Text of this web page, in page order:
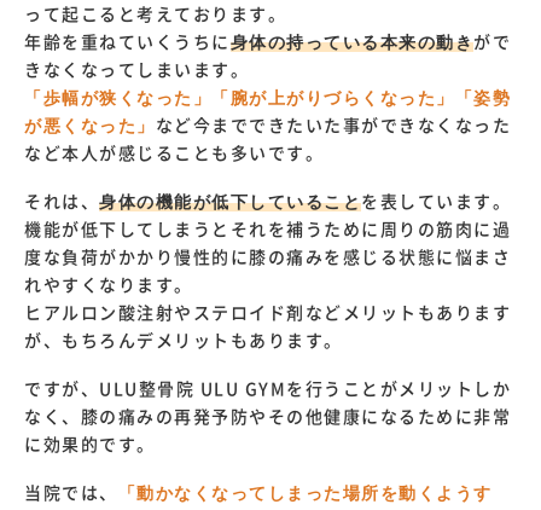
って起こると考えております。
年齢を重ねていくうちに 身体の持っている本来の動きがで
きなくなってしまいます。
「歩幅が狭くなった」「腕が上がりづらくなった」「姿勢
が悪くなった」
など今までできたいた事ができなくなった
など本人が感じることも多いです。
それは、 身体の機能が低下していることを表しています。
機能が低下してしまうとそれを補うために周りの筋肉に過
度な負荷がかかり慢性的に膝の痛みを感じる状態に悩まさ
れやすくなります。
ヒアルロン酸注射やステロイド剤などメリットもあります
が、もちろんデメリットもあります。
ですが、ULU整骨院 ULU GYMを行うことがメリットしか
なく、膝の痛みの再発予防やその他健康になるために非常
に効果的です。
当院では、
「動かなくなってしまった場所を動くようす